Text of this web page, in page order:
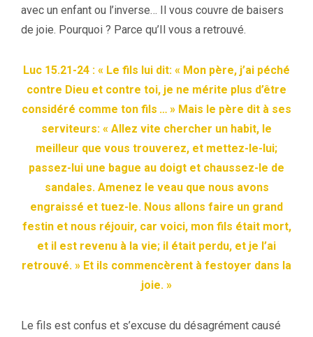
avec un enfant ou l’inverse… Il vous couvre de baisers
de joie. Pourquoi ? Parce qu’Il vous a retrouvé.
Luc 15.21-24 : « Le fils lui dit: « Mon père, j’ai péché
contre Dieu et contre toi, je ne mérite plus d’être
considéré comme ton fils … » Mais le père dit à ses
serviteurs: « Allez vite chercher un habit, le
meilleur que vous trouverez, et mettez-le-lui;
passez-lui une bague au doigt et chaussez-le de
sandales. Amenez le veau que nous avons
engraissé et tuez-le. Nous allons faire un grand
festin et nous réjouir, car voici, mon fils était mort,
et il est revenu à la vie; il était perdu, et je l’ai
retrouvé. » Et ils commencèrent à festoyer dans la
joie. »
Le fils est confus et s’excuse du désagrément causé